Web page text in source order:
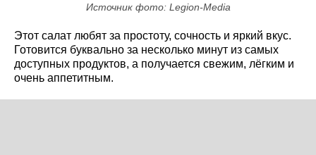
Источник фото: Legion-Media
Этот салат любят за простоту, сочность и яркий вкус.
Готовится буквально за несколько минут из самых
доступных продуктов, а получается свежим, лёгким и
очень аппетитным.